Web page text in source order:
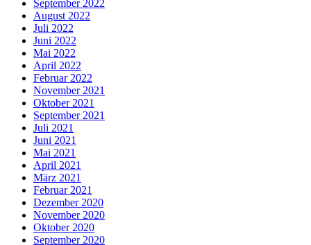
September 2022
August 2022
Juli 2022
Juni 2022
Mai 2022
April 2022
Februar 2022
November 2021
Oktober 2021
September 2021
Juli 2021
Juni 2021
Mai 2021
April 2021
März 2021
Februar 2021
Dezember 2020
November 2020
Oktober 2020
September 2020